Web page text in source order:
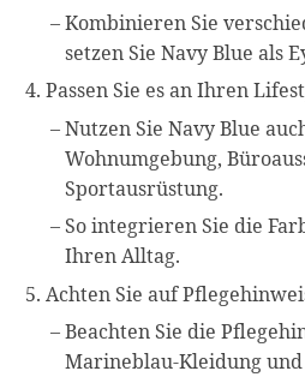
Kombinieren Sie
setzen Sie Navy Blue als
Passen Sie es an Ihren
Nutzen Sie Navy Blue
Wohnumgebung,
Sportausrüstung.
So integrieren Sie die
Ihren Alltag.
Achten Sie auf
Beachten Sie die
Marineblau-Kleidung und